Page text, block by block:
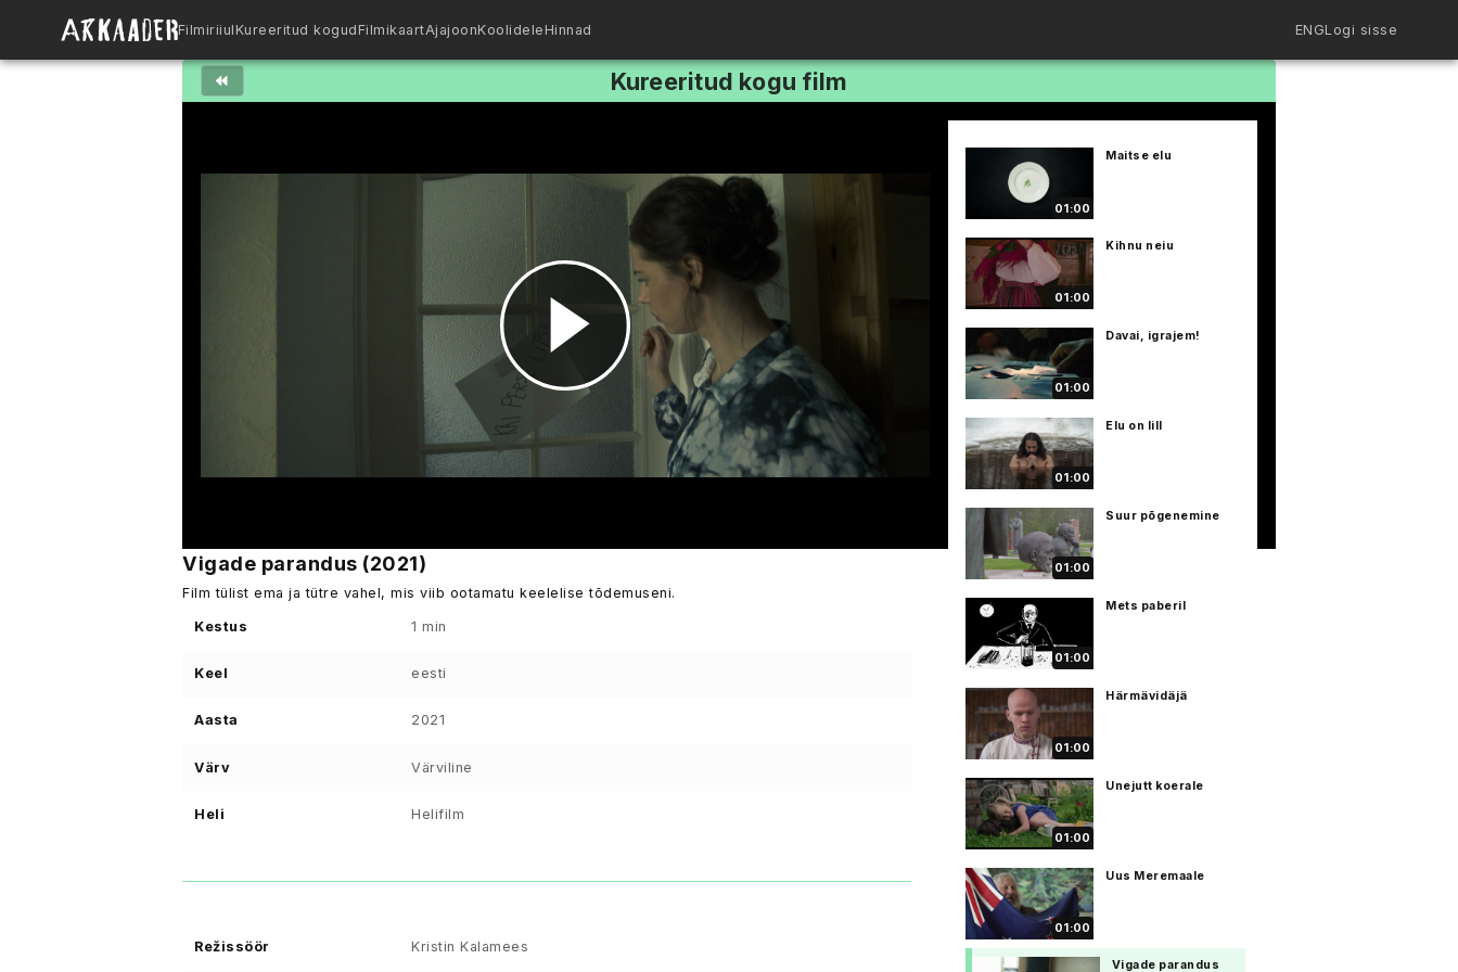
Filmiriiul Kureeritud kogud FilmikaartAjajoonKoolidele Hinnad ENGLogi sisse
Kureeritud kogu film
Esita
video
Vigade parandus (2021)
Film tülist ema ja tütre vahel, mis viib ootamatu keelelise tõdemuseni.
Kestus 1 min
Keel eesti
Aasta 2021
Värv Värviline
Heli Helifilm
Režissöör Kristin Kalamees
01:00
Maitse elu
01:00
Kihnu neiu
01:00
Davai, igrajem!
01:00
Elu on lill
01:00
Suur põgenemine
01:00
Mets paberil
01:00
Härmävidäjä
01:00
Unejutt koerale
01:00
Uus Meremaale
Vigade parandus